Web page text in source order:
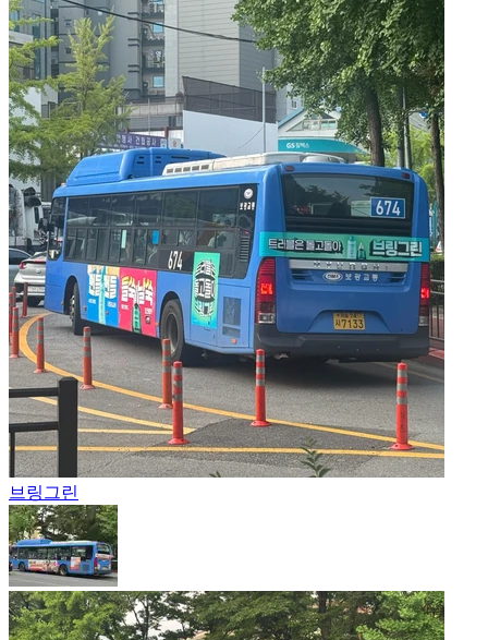
브링그린